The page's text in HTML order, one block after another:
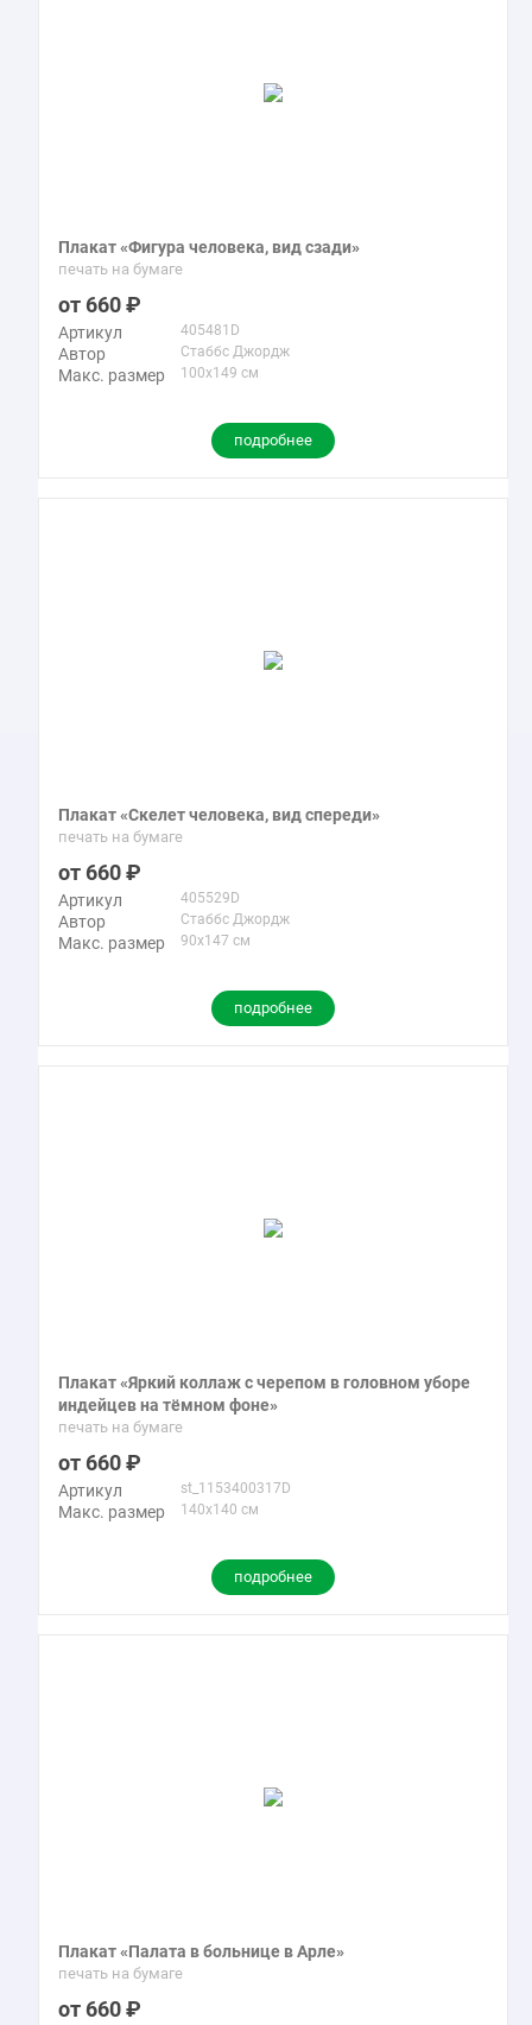
Плакат «Фигура человека, вид сзади»
печать на бумаге
660
Артикул 405481D
Автор Стаббс Джордж
Макс. размер 100x149 см
подробнее
Плакат «Скелет человека, вид спереди»
печать на бумаге
660
Артикул 405529D
Автор Стаббс Джордж
Макс. размер 90x147 см
подробнее
Плакат «Яркий коллаж с черепом в головном уборе
индейцев на тёмном фоне»
печать на бумаге
660
Артикул st_1153400317D
Макс. размер 140x140 см
подробнее
Плакат «Палата в больнице в Арле»
печать на бумаге
660